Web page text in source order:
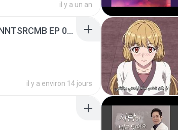
il y a un an
[Witanime.com] RKNGMNNTSRCMB EP 05 HD.mp4
il y a environ 14 jours